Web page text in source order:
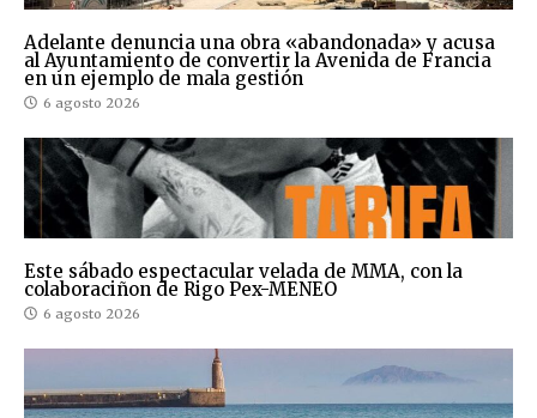
Adelante denuncia una obra «abandonada» y acusa
al Ayuntamiento de convertir la Avenida de Francia
en un ejemplo de mala gestión
6 agosto 2026
Este sábado espectacular velada de MMA, con la
colaboraciñon de Rigo Pex-MENEO
6 agosto 2026